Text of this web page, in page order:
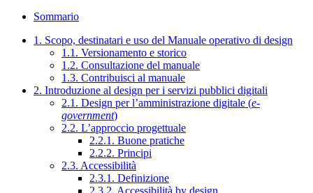
Sommario
1. Scopo, destinatari e uso del Manuale operativo di design
1.1. Versionamento e storico
1.2. Consultazione del manuale
1.3. Contribuisci al manuale
2. Introduzione al design per i servizi pubblici digitali
2.1. Design per l’amministrazione digitale (e-
government)
2.2. L’approccio progettuale
2.2.1. Buone pratiche
2.2.2. Principi
2.3. Accessibilità
2.3.1. Definizione
2.3.2. Accessibilità by design